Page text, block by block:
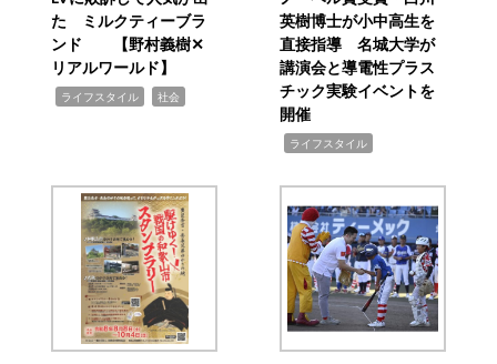
た ミルクティーブラ
ンド 【野村義樹✕
リアルワールド】
ライフスタイル 社会
英樹博士が小中高生を
直接指導 名城大学が
講演会と導電性プラス
チック実験イベントを
開催
ライフスタイル